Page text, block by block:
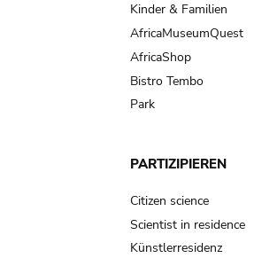
Kinder & Familien
AfricaMuseumQuest
AfricaShop
Bistro Tembo
Park
PARTIZIPIEREN
Citizen science
Scientist in residence
Künstlerresidenz